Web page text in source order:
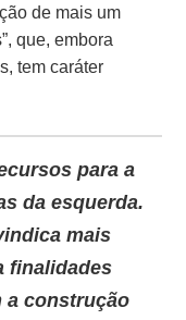
de mais um
que, embora
tem caráter
para a
da esquerda.
mais
finalidades
a construção